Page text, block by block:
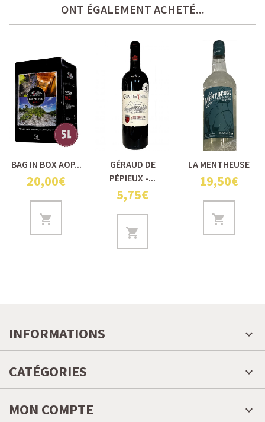
ONT ÉGALEMENT ACHETÉ...
BAG IN BOX AOP...
20,00€
GÉRAUD DE
PÉPIEUX -...
5,75€
LA MENTHEUSE
19,50€
INFORMATIONS
CATÉGORIES
MON COMPTE